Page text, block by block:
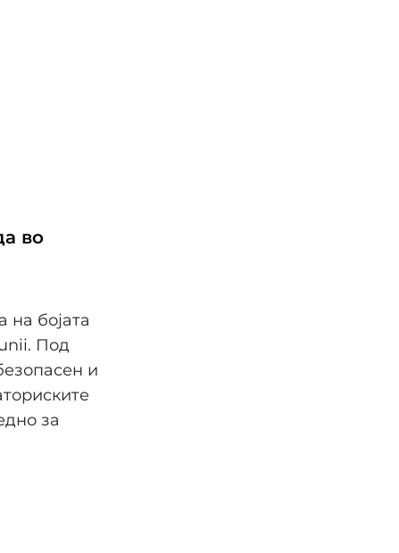
во
бојата
Под
и
за